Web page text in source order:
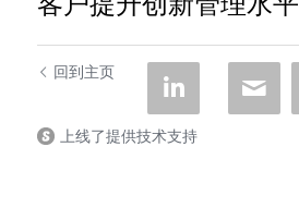
回到主页
上线了提供技术支持